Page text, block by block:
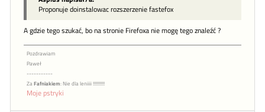
Proponuje doinstalowac rozszerzenie fastefox
A gdzie tego szukać, bo na stronie Firefoxa nie mogę tego znaleźć ?
Pozdrawiam
Paweł
-----------
Za Fafniakiem: Nie dla leniiii !!!!!!!!!!
Moje pstryki